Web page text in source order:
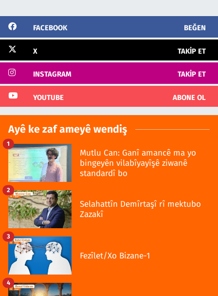
FACEBOOK BEĞEN
X TAKIP ET
INSTAGRAM TAKIP ET
YOUTUBE ABONE OL
Ayê ke zaf ameyê wendiş
Mutlu Can: Ganî amancê ma yo
bingeyên vilabîyayîşê ziwanê
standardî bo
1
Selahattîn Demîrtaşî rî mektubo
Zazakî
2
Fezîlet/Xo Bizane-1
3
4